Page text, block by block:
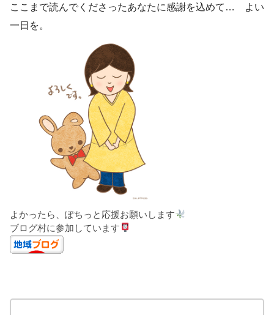
ここまで読んでくださったあなたに感謝を込めて… よい
一日を。
よかったら、ぽちっと応援お願いします
ブログ村に参加しています